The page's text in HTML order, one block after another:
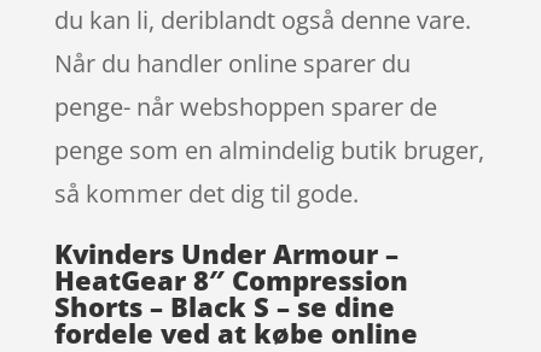
du kan li, deriblandt også denne vare.
Når du handler online sparer du
penge- når webshoppen sparer de
penge som en almindelig butik bruger,
så kommer det dig til gode.
Kvinders Under Armour –
HeatGear 8″ Compression
Shorts – Black S – se dine
fordele ved at købe online